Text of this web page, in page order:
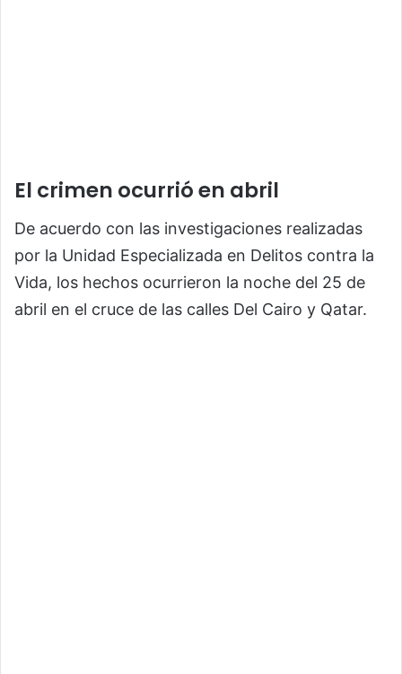
El crimen ocurrió en abril
De acuerdo con las investigaciones realizadas
por la Unidad Especializada en Delitos contra la
Vida, los hechos ocurrieron la noche del 25 de
abril en el cruce de las calles Del Cairo y Qatar.